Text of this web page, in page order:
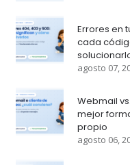
Errores en
cada
agosto 07,
Webmail
mejor
propio
agosto 06,